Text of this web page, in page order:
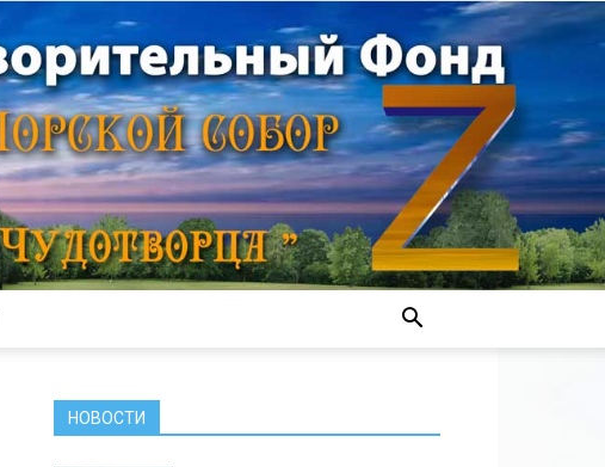
НОВОСТИ